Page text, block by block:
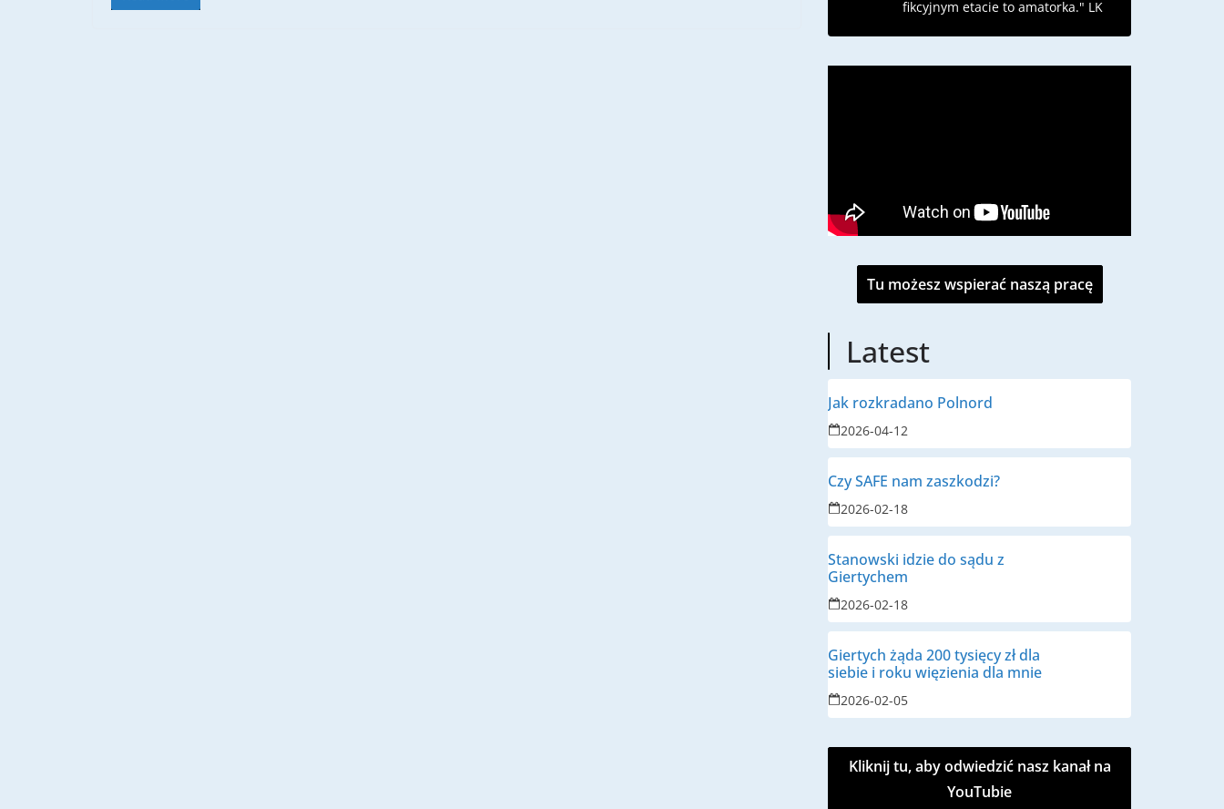
fikcyjnym etacie to amatorka." LK
Tu możesz wspierać naszą pracę
Latest
Jak rozkradano Polnord
2026-04-12
Czy SAFE nam zaszkodzi?
2026-02-18
Stanowski idzie do sądu z
Giertychem
2026-02-18
Giertych żąda 200 tysięcy zł dla
siebie i roku więzienia dla mnie
2026-02-05
Kliknij tu, aby odwiedzić nasz kanał na
YouTubie